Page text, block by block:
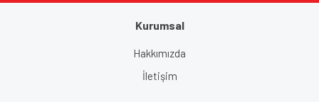
Gönder
Kurumsal
Hakkımızda
İletişim